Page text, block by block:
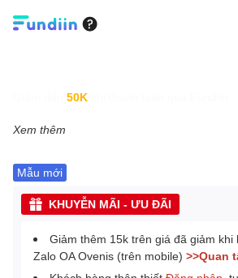
50K
Xem thêm
Mẫu mới
KHUYỄN MÃI - ƯU ĐÃI
Giảm thêm 15k trên giá đã giảm khi
Zalo OA Ovenis (trên mobile) >>Quan